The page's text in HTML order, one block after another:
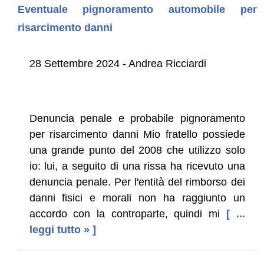
Eventuale pignoramento automobile per
risarcimento danni
28 Settembre 2024 - Andrea Ricciardi
Denuncia penale e probabile pignoramento
per risarcimento danni Mio fratello possiede
una grande punto del 2008 che utilizzo solo
io: lui, a seguito di una rissa ha ricevuto una
denuncia penale. Per l'entità del rimborso dei
danni fisici e morali non ha raggiunto un
accordo con la controparte, quindi mi
[ ...
leggi tutto » ]